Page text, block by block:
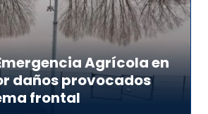
Agrícola en
daños provocados
frontal